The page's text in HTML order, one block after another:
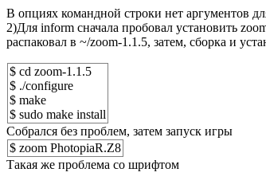
В опциях командной строки нет аргументов
2)Для inform сначала пробовал установить
распаковал в ~/zoom-1.1.5, затем, сборка и
$ cd zoom-1.1.5
$ ./configure
$ make
$ sudo make install
Собрался без проблем, затем запуск игры
$ zoom PhotopiaR.Z8
Такая же проблема со шрифтом